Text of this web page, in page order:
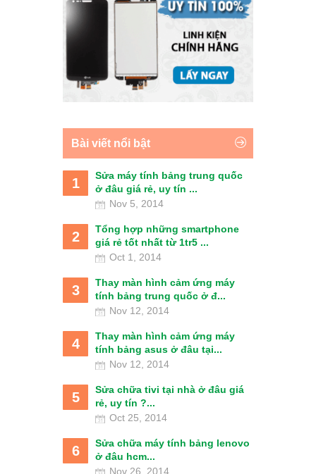
Bài viết nổi bật
1
Sửa máy tính bảng trung quốc
ở đâu giá rẻ, uy tín ...
Nov 5, 2014
2
Tổng hợp những smartphone
giá rẻ tốt nhất từ 1tr5 ...
Oct 1, 2014
3
Thay màn hình cảm ứng máy
tính bảng trung quốc ở đ...
Nov 12, 2014
4
Thay màn hình cảm ứng máy
tính bảng asus ở đâu tại...
Nov 12, 2014
5
Sửa chữa tivi tại nhà ở đâu giá
rẻ, uy tín ?...
Oct 25, 2014
6
Sửa chữa máy tính bảng lenovo
ở đâu hcm...
Nov 26, 2014